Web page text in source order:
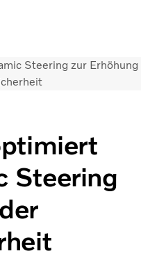
Deutschland
Steering zur Erhöhung
Steering